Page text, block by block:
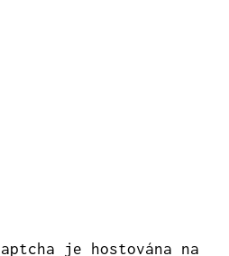
je hostována na